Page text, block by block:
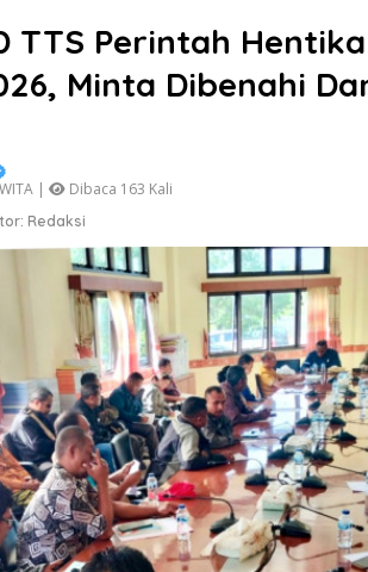
TTS Perintah
Minta Dibenahi
|
Dibaca 163 Kali
Redaksi